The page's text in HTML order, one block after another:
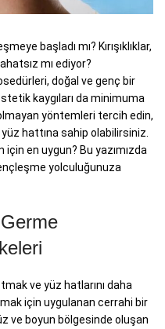
başladı mı? Kırışıklıklar,
mı ediyor?
doğal ve genç bir
kaygıları da minimuma
yöntemleri tercih edin,
hattına sahip olabilirsiniz.
en uygun? Bu yazımızda
yolculuğunuza
ve yüz hatlarını daha
için uygulanan cerrahi bir
ve boyun bölgesinde oluşan